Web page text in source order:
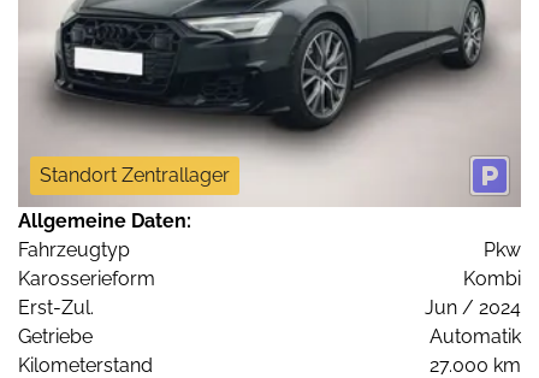
Standort Zentrallager
Allgemeine Daten:
Fahrzeugtyp
Pkw
Karosserieform
Kombi
Erst-Zul.
Jun / 2024
Getriebe
Automatik
Kilometerstand
27.000 km